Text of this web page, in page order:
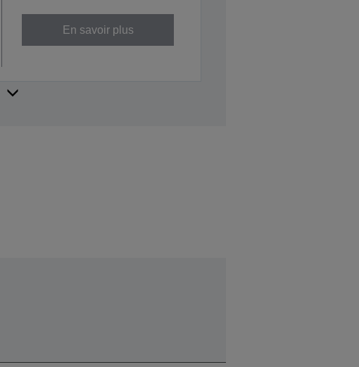
En savoir plus